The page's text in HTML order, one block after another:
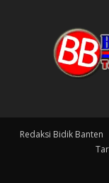
Redaksi Bidik Banten